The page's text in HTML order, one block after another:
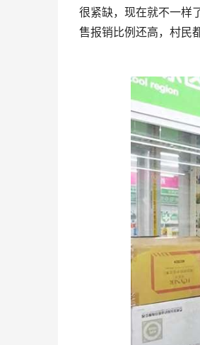
很紧缺，现在就不一样
售报销比例还高，村民